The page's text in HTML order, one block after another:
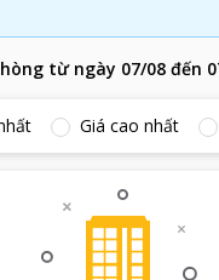
từ ngày 07/08 đến
Giá cao nhất